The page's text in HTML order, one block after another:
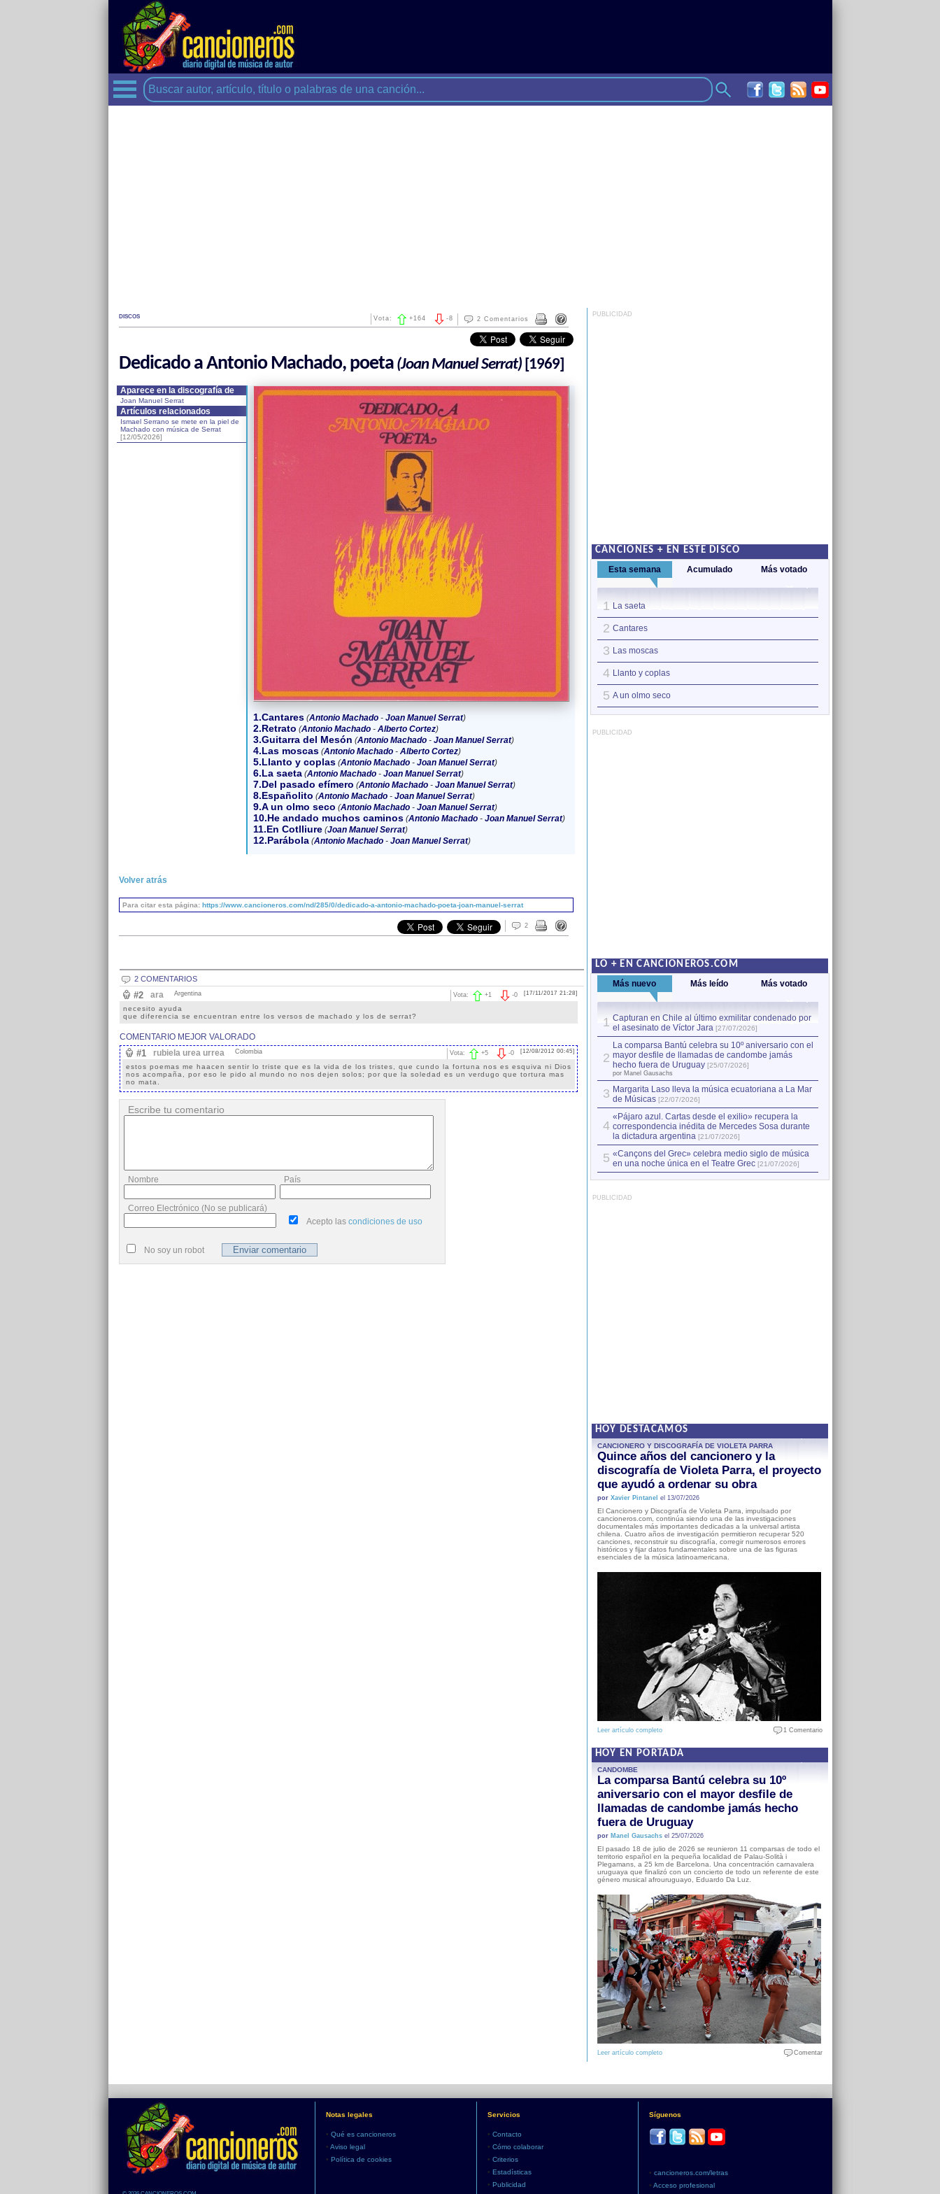
DISCOS 2 Comentarios
-8
Vota: +164
Dedicado a Antonio Machado, poeta(Joan Manuel Serrat)[1969]
Aparece en la discografía de
Joan Manuel Serrat
Artículos relacionados
Ismael Serrano se mete en la piel de
Machado con música de Serrat
[12/05/2026]
1.Cantares (Antonio Machado- Joan Manuel Serrat)
2.Retrato (Antonio Machado- Alberto Cortez)
3.Guitarra del Mesón (Antonio Machado- Joan Manuel Serrat)
4.Las moscas (Antonio Machado- Alberto Cortez)
5.Llanto y coplas (Antonio Machado- Joan Manuel Serrat)
6.La saeta (Antonio Machado- Joan Manuel Serrat)
7.Del pasado efímero (Antonio Machado- Joan Manuel Serrat)
8.Españolito (Antonio Machado- Joan Manuel Serrat)
9.A un olmo seco (Antonio Machado- Joan Manuel Serrat)
10.He andado muchos caminos (Antonio Machado- Joan Manuel Serrat)
11.En Cotlliure (Joan Manuel Serrat)
12.Parábola (Antonio Machado- Joan Manuel Serrat)
Volver atrás
Para citar esta página: https://www.cancioneros.com/nd/285/0/dedicado-a-antonio-machado-poeta-joan-manuel-serrat
2
2 COMENTARIOS
#2 ara Argentina [17/11/2017 21:28]
-0
Vota: +1
necesito ayuda
que diferencia se encuentran entre los versos de machado y los de serrat?
COMENTARIO MEJOR VALORADO
#1 rubiela urea urrea Colombia [12/08/2012 00:45]
-0
Vota: +5
estos poemas me haacen sentir lo triste que es la vida de los tristes, que cundo la fortuna nos es esquiva ni Dios
nos acompaña, por eso le pido al mundo no nos dejen solos; por que la soledad es un verdugo que tortura mas
no mata.
Escribe tu comentario
Nombre País
Correo Electrónico (No se publicará)
Acepto las condiciones de uso
No soy un robot
PUBLICIDAD
CANCIONES + EN ESTE DISCO
Esta semana Acumulado Más votado
1 La saeta
2 Cantares
3 Las moscas
4 Llanto y coplas
5 A un olmo seco
PUBLICIDAD
LO + EN CANCIONEROS.COM
Más nuevo Más leído Más votado
1 Capturan en Chile al último exmilitar condenado por
el asesinato de Víctor Jara [27/07/2026]
2
La comparsa Bantú celebra su 10º aniversario con el
mayor desfile de llamadas de candombe jamás
hecho fuera de Uruguay [25/07/2026]
por Manel Gausachs
3 Margarita Laso lleva la música ecuatoriana a La Mar
de Músicas [22/07/2026]
4
«Pájaro azul. Cartas desde el exilio» recupera la
correspondencia inédita de Mercedes Sosa durante
la dictadura argentina [21/07/2026]
5 «Cançons del Grec» celebra medio siglo de música
en una noche única en el Teatre Grec [21/07/2026]
PUBLICIDAD
HOY DESTACAMOS
CANCIONERO Y DISCOGRAFÍA DE VIOLETA PARRA
Quince años del cancionero y la
discografía de Violeta Parra, el proyecto
que ayudó a ordenar su obra
por Xavier Pintanel el 13/07/2026
El Cancionero y Discografía de Violeta Parra, impulsado por
cancioneros.com, continúa siendo una de las investigaciones
documentales más importantes dedicadas a la universal artista
chilena. Cuatro años de investigación permitieron recuperar 520
canciones, reconstruir su discografía, corregir numerosos errores
históricos y fijar datos fundamentales sobre una de las figuras
esenciales de la música latinoamericana.
Leer artículo completo 1 Comentario
HOY EN PORTADA
CANDOMBE
La comparsa Bantú celebra su 10º
aniversario con el mayor desfile de
llamadas de candombe jamás hecho
fuera de Uruguay
por Manel Gausachsel 25/07/2026
El pasado 18 de julio de 2026 se reunieron 11 comparsas de todo el
territorio español en la pequeña localidad de Palau-Solità i
Plegamans, a 25 km de Barcelona. Una concentración carnavalera
uruguaya que finalizó con un concierto de todo un referente de este
género musical afrouruguayo, Eduardo Da Luz.
Leer artículo completo Comentar
Notas legales
• Qué es cancioneros
• Aviso legal
• Política de cookies
Servicios
• Contacto
• Cómo colaborar
• Criterios
• Estadísticas
• Publicidad
Síguenos
• cancioneros.com/letras
• Acceso profesional